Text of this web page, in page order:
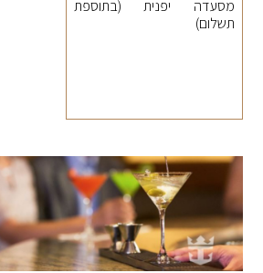
מסעדה יפנית (בתוספת
תשלום)